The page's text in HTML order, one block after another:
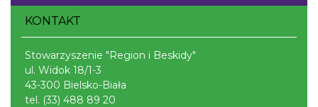
KONTAKT
Stowarzyszenie "Region i Beskidy"
ul. Widok 18/1-3
43-300 Bielsko-Biała
tel. (33) 488 89 20